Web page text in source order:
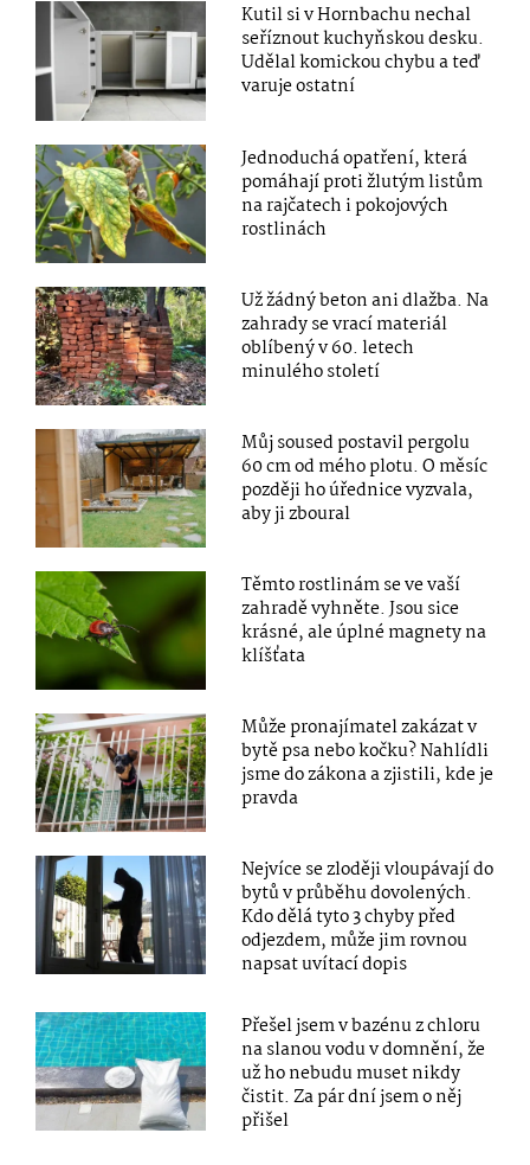
Kutil si v Hornbachu nechal
seříznout kuchyňskou desku.
Udělal komickou chybu a teď
varuje ostatní
Jednoduchá opatření, která
pomáhají proti žlutým listům
na rajčatech i pokojových
rostlinách
Už žádný beton ani dlažba. Na
zahrady se vrací materiál
oblíbený v 60. letech
minulého století
Můj soused postavil pergolu
60 cm od mého plotu. O měsíc
později ho úřednice vyzvala,
aby ji zboural
Těmto rostlinám se ve vaší
zahradě vyhněte. Jsou sice
krásné, ale úplné magnety na
klíšťata
Může pronajímatel zakázat v
bytě psa nebo kočku? Nahlídli
jsme do zákona a zjistili, kde je
pravda
Nejvíce se zloději vloupávají do
bytů v průběhu dovolených.
Kdo dělá tyto 3 chyby před
odjezdem, může jim rovnou
napsat uvítací dopis
Přešel jsem v bazénu z chloru
na slanou vodu v domnění, že
už ho nebudu muset nikdy
čistit. Za pár dní jsem o něj
přišel